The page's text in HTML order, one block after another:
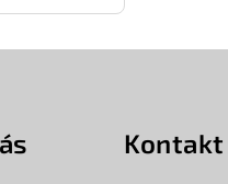
Kontakt